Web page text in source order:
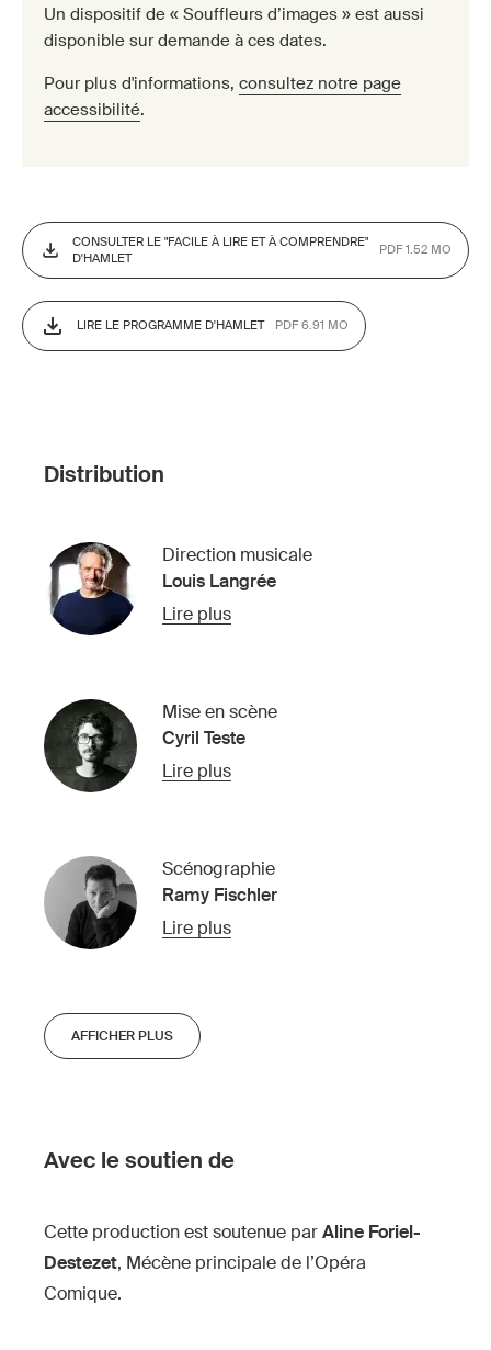
Un dispositif de « Souffleurs d’images » est aussi
disponible sur demande à ces dates.
Pour plus d'informations, consultez notre page
accessibilité.
CONSULTER LE "FACILE À LIRE ET À COMPRENDRE"
D'HAMLET
PDF 1.52 MO
LIRE LE PROGRAMME D'HAMLET PDF 6.91 MO
Distribution
Direction musicale
Louis Langrée
Lire plus
Mise en scène
Cyril Teste
Lire plus
Scénographie
Ramy Fischler
Lire plus
AFFICHER PLUS
Avec le soutien de
Cette production est soutenue parAline Foriel-
Destezet, Mécène principale de l’Opéra
Comique.